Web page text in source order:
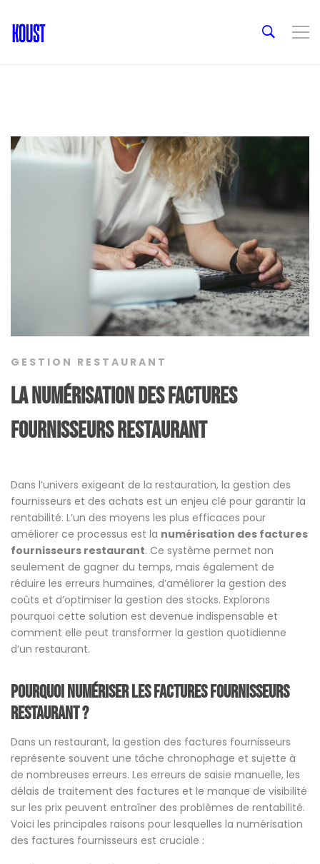
GESTION RESTAURANT
La numérisation des factures
fournisseurs restaurant
Dans l’univers exigeant de la restauration, la gestion des
fournisseurs et des achats est un enjeu clé pour garantir la
rentabilité. L’un des moyens les plus efficaces pour
améliorer ce processus est la numérisation des factures
fournisseurs restaurant. Ce système permet non
seulement de gagner du temps, mais également de
réduire les erreurs humaines, d’améliorer la gestion des
coûts et d’optimiser la gestion des stocks. Explorons
pourquoi cette solution est devenue indispensable et
comment elle peut transformer la gestion quotidienne
d’un restaurant.
Pourquoi numériser les factures fournisseurs
restaurant ?
Dans un restaurant, la gestion des factures fournisseurs
représente souvent une tâche chronophage et sujette à
de nombreuses erreurs. Les erreurs de saisie manuelle, les
délais de traitement des factures et le manque de visibilité
sur les prix peuvent entraîner des problèmes de rentabilité.
Voici les principales raisons pour lesquelles la numérisation
des factures fournisseurs est cruciale :